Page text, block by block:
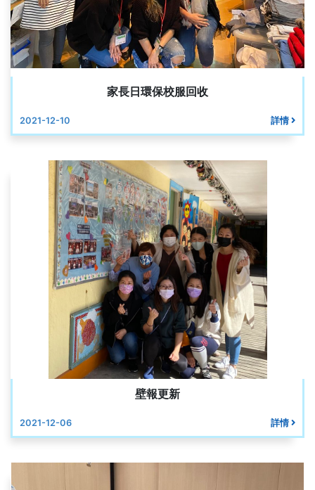
家長日環保校服回收
2021-12-10 詳情
壁報更新
2021-12-06 詳情